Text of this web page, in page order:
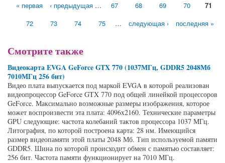
Страницы
« первая ‹ предыдущая … 67 68 69 70
71
72
73 74 75 … следующая › последняя »
Смотрите также
Видеокарта EVGA GeForce GTX 770 (1037МГц, GDDR5 2048Мб
7010МГц 256 бит)
Видео плата выпускается под маркой EVGA в которой реализован
видеопроцессор GeForce GTX 770 под общей линейкой процессоров
GeForce. Максимально возможные размеры изображения, которое
может воспроизвести эта плата: 4096x2160. Технические параметры
GPU следующие: частота колебаний тактов процессора 1037 МГц.
Литография, по которой построена карта: 28 нм. Имеющийся
размер видеопамяти этой платы 2048 Мб. Тип используемой памяти
GDDR5. Шина по которой происходит обмен с памятью составляет:
256 бит. Частота памяти функционирует на 7010 МГц.